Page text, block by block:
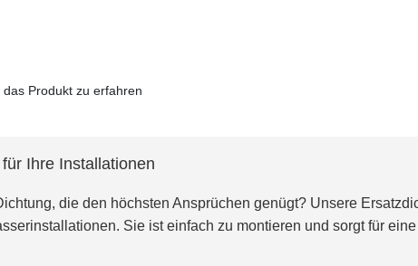
Produkt zu erfahren
Ihre Installationen
die den höchsten Ansprüchen genügt? Unsere
Sie ist einfach zu montieren und sorgt für